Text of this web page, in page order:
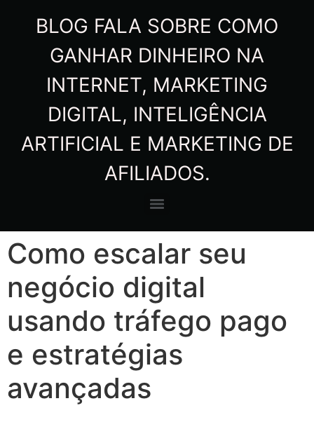
BLOG FALA SOBRE COMO
GANHAR DINHEIRO NA
INTERNET, MARKETING
DIGITAL, INTELIGÊNCIA
ARTIFICIAL E MARKETING DE
AFILIADOS.
Como escalar seu
negócio digital
usando tráfego pago
e estratégias
avançadas